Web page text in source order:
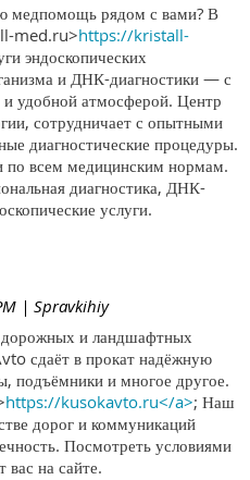
медпомощь рядом с вами? В
med.ru>https://kristall-
эндоскопических
и ДНК-диагностики — с
удобной атмосферой. Центр
сотрудничает с опытными
диагностические процедуры.
по всем медицинским нормам.
диагностика, ДНК-
услуги.
| Spravkihiy
дорожных и ландшафтных
сдаёт в прокат надёжную
подъёмники и многое другое.
https://kusokavto.ru</a>; Наш
дорог и коммуникаций
Посмотреть условиями
на сайте.